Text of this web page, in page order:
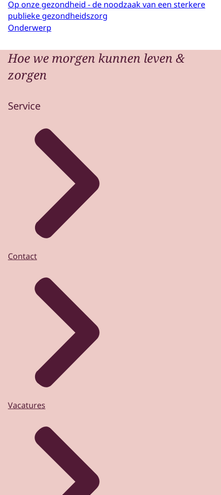
Op onze gezondheid - de noodzaak van een sterkere
publieke gezondheidszorg
Onderwerp
Hoe we morgen kunnen leven &
zorgen
Service
Contact
Vacatures